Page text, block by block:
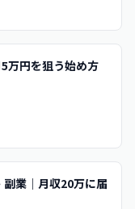
万円を狙う始め方
業｜月収20万に届